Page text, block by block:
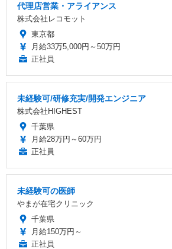
代理店営業・アライアンス
株式会社レコモット
東京都
月給33万5,000円～50万円
正社員
未経験可/研修充実/開発エンジニア
株式会社HIGHEST
千葉県
月給28万円～60万円
正社員
未経験可の医師
やまが在宅クリニック
千葉県
月給150万円～
正社員